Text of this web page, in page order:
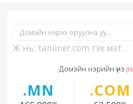
Ж нь: taniiner.com гэх мэт...
Домэйн нэрийн үнэ
.MN .COM